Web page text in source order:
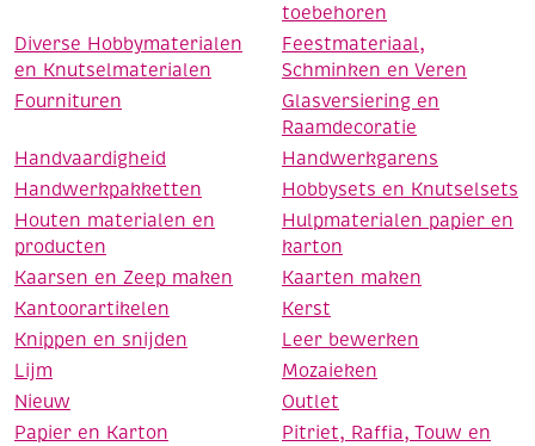
toebehoren
Diverse Hobbymaterialen
en Knutselmaterialen
Feestmateriaal,
Schminken en Veren
Fournituren
Glasversiering en
Raamdecoratie
Handvaardigheid
Handwerkgarens
Handwerkpakketten
Hobbysets en Knutselsets
Houten materialen en
producten
Hulpmaterialen papier en
karton
Kaarsen en Zeep maken
Kaarten maken
Kantoorartikelen
Kerst
Knippen en snijden
Leer bewerken
Lijm
Mozaieken
Nieuw
Outlet
Papier en Karton
Pitriet, Raffia, Touw en